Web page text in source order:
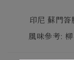
印尼 蘇門
風味參考: